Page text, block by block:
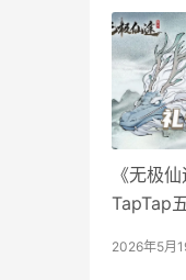
《无极
TapTap
礼包码
2026年5月